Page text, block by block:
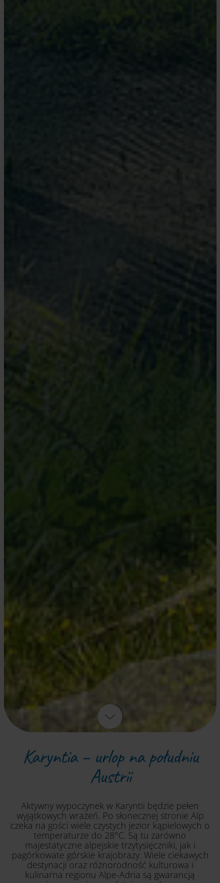
Karyntia – urlop na południu
Austrii
Aktywny wypoczynek w Karyntii będzie pełen
wyjątkowych wrażeń. Po słonecznej stronie Alp
czeka na gości wiele czystych jezior kąpielowych o
temperaturze do 28°C. Są tu zarówno
majestatyczne alpejskie trzytysięczniki, jak i
pagórkowate górskie krajobrazy. Wiele ciekawych
destynacji oraz różnorodność kulturowa i
kulinarna regionu Alpe-Adria są gwarancją